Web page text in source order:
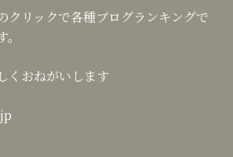
クリックで各種ブログランキングで
くおねがいします